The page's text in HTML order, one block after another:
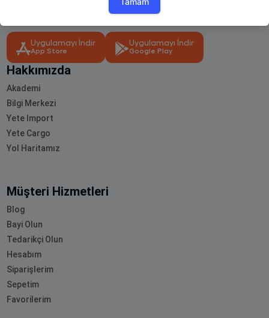
yönetin!
Uygulamayı İndir
App Store
Uygulamayı İndir
Google Play
Hakkımızda
Akademi
Bilgi Merkezi
Yete Import
Yete Cargo
Yol Haritamız
Müşteri Hizmetleri
Blog
Bayi Olun
Tedarikçi Olun
Hesabım
Siparişlerim
Sepetim
Favorilerim